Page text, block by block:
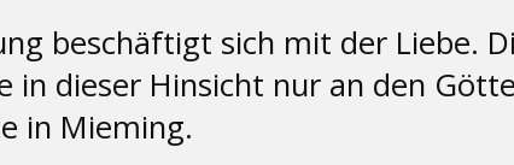
beschäftigt sich mit der Liebe.
in dieser Hinsicht nur an den
in Mieming.